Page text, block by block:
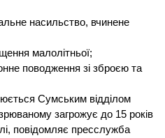
насильство, вчинене
малолітньої;
поводження зі зброєю та
Сумським відділом
загрожує до 15 років
повідомляє пресслужба